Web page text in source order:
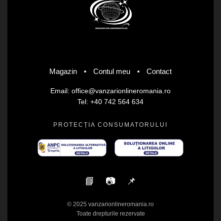
Magazin • Contul meu • Contact
Email: office@vanzarionlineromania.ro
Tel: +40 742 564 634
PROTECȚIA CONSUMATORULUI
📘 📷 📌
© 2025 vanzarionlineromania.ro
Toate drepturile rezervate